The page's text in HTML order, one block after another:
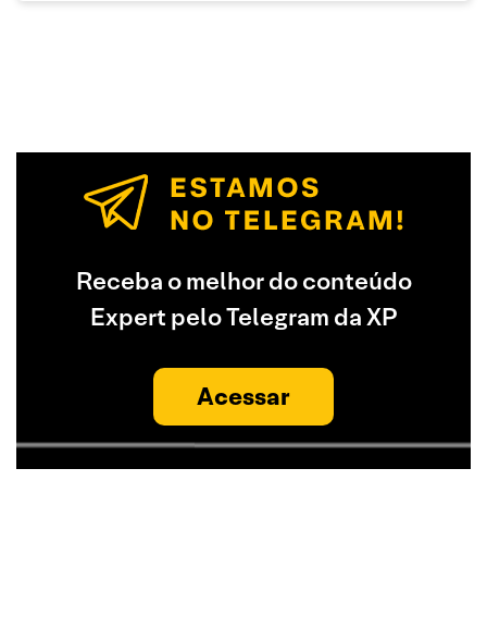
Receba o melhor do conteúdo
Expert pelo Telegram da XP
Acessar